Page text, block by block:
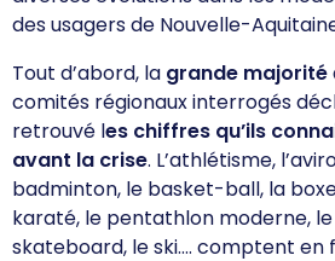
des usagers de Nouvelle-
Tout d’abord, la grande majorité
comités régionaux interrogés
retrouvé les chiffres qu’ils
avant la crise. L’athlétisme,
badminton, le basket-ball, la
karaté, le pentathlon moderne,
skateboard, le ski…. comptent en